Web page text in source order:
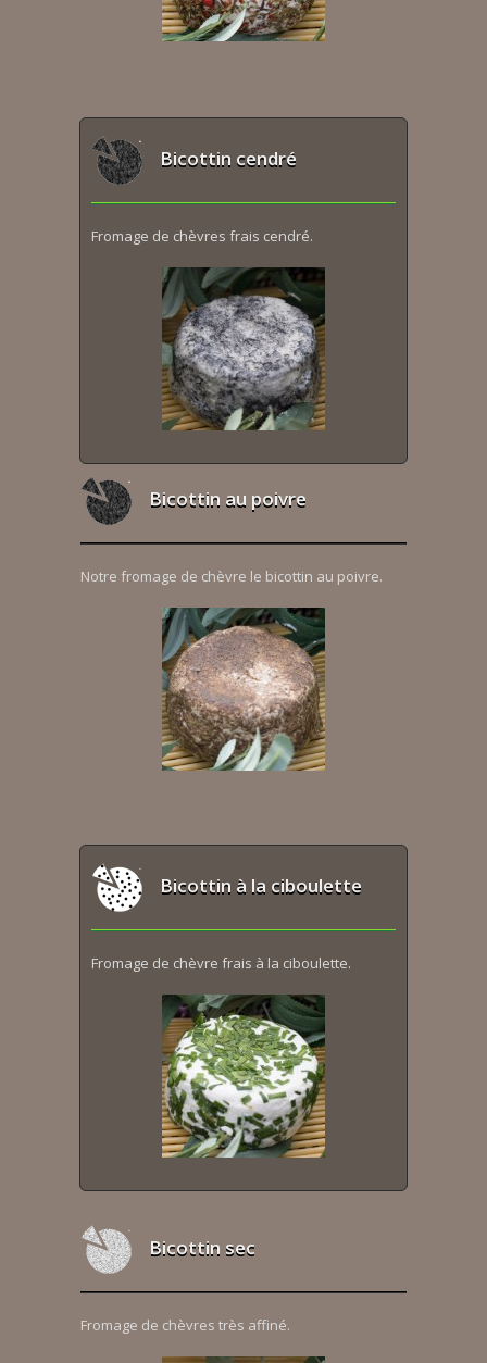
Bicottin cendré
Fromage de chèvres frais cendré.
Bicottin au poivre
Notre fromage de chèvre le bicottin au poivre.
Bicottin à la ciboulette
Fromage de chèvre frais à la ciboulette.
Bicottin sec
Fromage de chèvres très affiné.